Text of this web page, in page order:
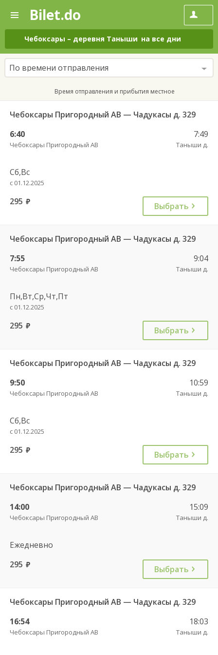
—
Поиск
и
покупка
билетов
на
автобус
онлайн
Bilet.do
Чебоксары – деревня Таныши на все дни
По времени отправления
Время отправления и прибытия местное
Чебоксары Пригородный АВ — Чадукасы д. 329
6:40
Чебоксары Пригородный АВ
7:49
Таныши д.
Сб,Вс
с 01.12.2025
295 руб. Выбрать
Чебоксары Пригородный АВ — Чадукасы д. 329
7:55
Чебоксары Пригородный АВ
9:04
Таныши д.
Пн,Вт,Ср,Чт,Пт
с 01.12.2025
295 руб. Выбрать
Чебоксары Пригородный АВ — Чадукасы д. 329
9:50
Чебоксары Пригородный АВ
10:59
Таныши д.
Сб,Вс
с 01.12.2025
295 руб. Выбрать
Чебоксары Пригородный АВ — Чадукасы д. 329
14:00
Чебоксары Пригородный АВ
15:09
Таныши д.
Ежедневно
295 руб. Выбрать
Чебоксары Пригородный АВ — Чадукасы д. 329
16:54
Чебоксары Пригородный АВ
18:03
Таныши д.